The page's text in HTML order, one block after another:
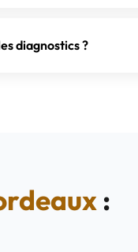
pour tous les
diagnostics ?
: